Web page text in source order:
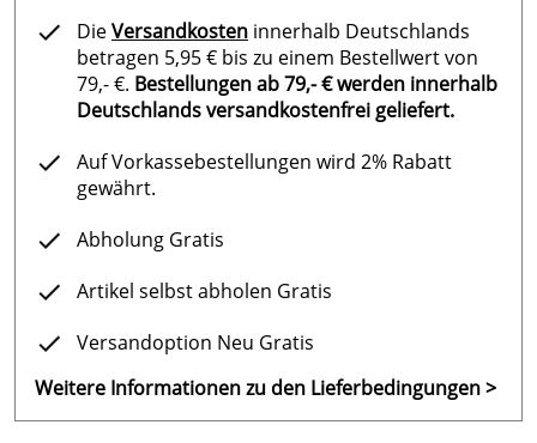
DieVersandkosten innerhalb Deutschlands
betragen 5,95 € bis zu einem Bestellwert von
79,- €. Bestellungen ab 79,- € werden innerhalb
Deutschlands versandkostenfrei geliefert.
Auf Vorkassebestellungen wird 2% Rabatt
gewährt.
Abholung Gratis
Artikel selbst abholen Gratis
Versandoption Neu Gratis
Weitere Informationen zu den Lieferbedingungen >